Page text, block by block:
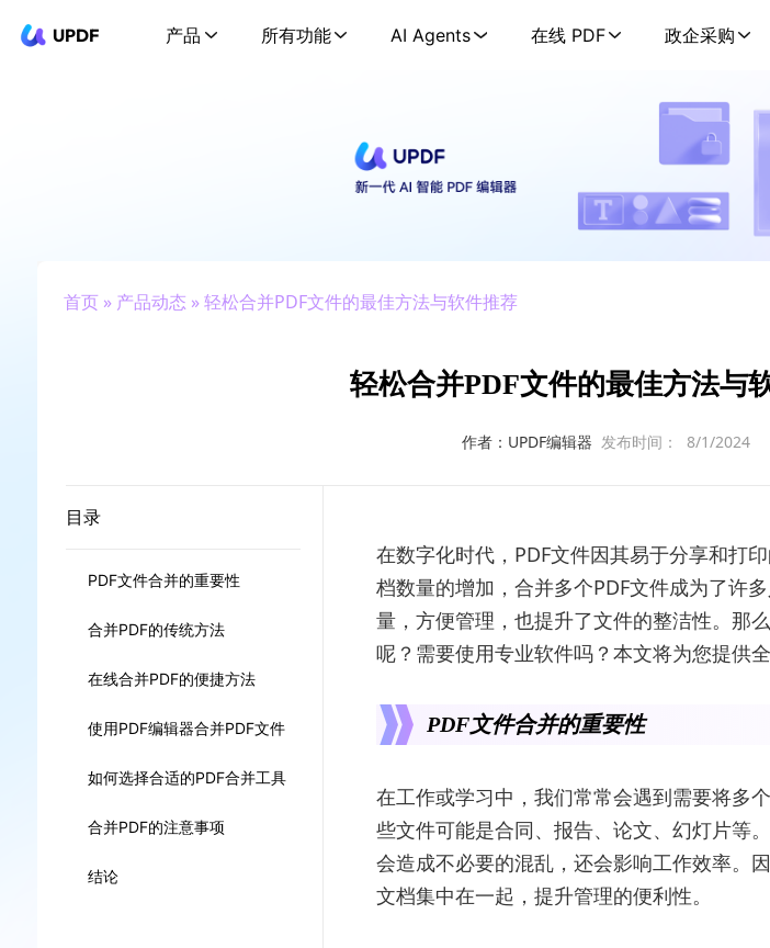
UPDF 产品 所有功能 AI Agents 在线 PDF 政企采购
首页» 产品动态 » 轻松合并PDF文件的最佳方法与软件推荐
轻松合并PDF文件的最佳方法与
作者：UPDF编辑器 发布时间： 8/1/2024
目录
PDF文件合并的重要性
合并PDF的传统方法
在线合并PDF的便捷方法
使用PDF编辑器合并PDF文件
如何选择合适的PDF合并工具
合并PDF的注意事项
结论
在数字化时代，PDF文件因其易于分享和打
档数量的增加，合并多个PDF文件成为了许
量，方便管理，也提升了文件的整洁性。那么
呢？需要使用专业软件吗？本文将为您提供全
PDF文件合并的重要性
在工作或学习中，我们常常会遇到需要将多
些文件可能是合同、报告、论文、幻灯片等
会造成不必要的混乱，还会影响工作效率。
文档集中在一起，提升管理的便利性。